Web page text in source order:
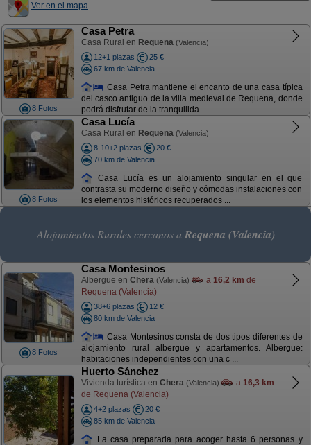
Ver en el mapa
8 Fotos
Casa Petra
Casa Rural en Requena (Valencia)
12+1 plazas
25 €
67 km de Valencia
Casa Petra mantiene el encanto de una casa típica
del casco antiguo de la villa medieval de Requena, donde
podrá disfrutar de la tranquilida ...
8 Fotos
Casa Lucía
Casa Rural en Requena (Valencia)
8-10+2 plazas
20 €
70 km de Valencia
Casa Lucía es un alojamiento singular en el que
contrasta su moderno diseño y cómodas instalaciones con
los elementos históricos recuperados ...
Alojamientos Rurales cercanos a Requena (Valencia)
8 Fotos
Casa Montesinos
Albergue en Chera (Valencia) a 16,2 km de
Requena (Valencia)
38+6 plazas
12 €
80 km de Valencia
Casa Montesinos consta de dos tipos diferentes de
alojamiento rural albergue y apartamentos. Albergue:
habitaciones independientes con una c ...
Huerto Sánchez
Vivienda turística en Chera (Valencia) a 16,3 km
de Requena (Valencia)
4+2 plazas
20 €
85 km de Valencia
La casa preparada para acoger hasta 6 personas y